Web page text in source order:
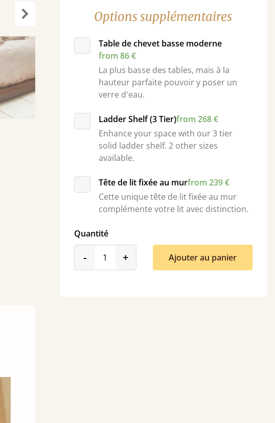
Options supplémentaires
Table de chevet basse moderne
from 86 €
La plus basse des tables, mais à la
hauteur parfaite pouvoir y poser un
verre d'eau.
Ladder Shelf (3 Tier)from 268 €
Enhance your space with our 3 tier
solid ladder shelf. 2 other sizes
available.
Tête de lit fixée au murfrom 239 €
Cette unique tête de lit fixée au mur
complémente votre lit avec distinction.
Quantité
-product_form.decrease
+product_form.increase
Ajouter au panier